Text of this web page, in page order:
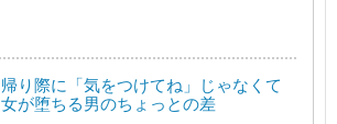
帰り際に「気をつけてね」じゃなくて
女が堕ちる男のちょっとの差